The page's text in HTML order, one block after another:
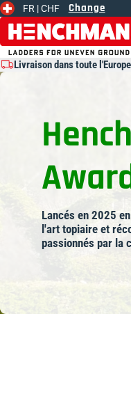
Skip to content
FR |CHF Change
Livraison dans toute l'Europe
Lancés en 2025
l'art topiaire et
passionnés par la